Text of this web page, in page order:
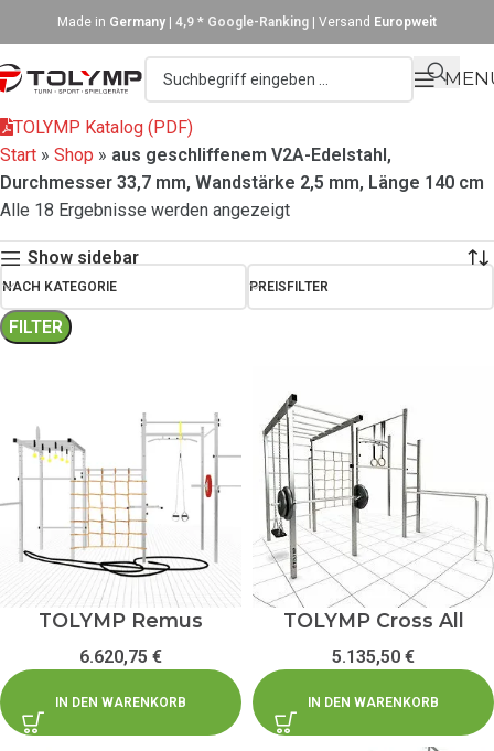
Made in Germany 4,9 * Google-Ranking | Versand Europweit
TOLYMP Katalog (PDF)
Start » Shop » aus geschliffenem V2A-Edelstahl,
Durchmesser 33,7 mm, Wandstärke 2,5 mm, Länge 140 cm
Alle 18 Ergebnisse werden angezeigt
Show sidebar
NACH KATEGORIE PREISFILTER
FILTER
TOLYMP Remus
6.620,75 €
IN DEN WARENKORB
TOLYMP Cross All
5.135,50 €
IN DEN WARENKORB